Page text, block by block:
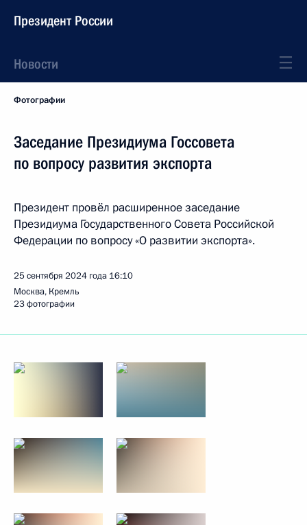
Президент России
Новости
Фотографии
Заседание Президиума Госсовета
по вопросу развития экспорта
Президент провёл расширенное заседание
Президиума Государственного Совета Российской
Федерации по вопросу «О развитии экспорта».
25 сентября 2024 года 16:10
Москва, Кремль
23 фотографии